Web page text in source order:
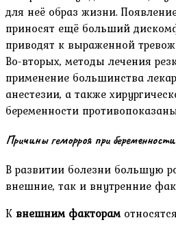
для неё образ жизни.
приносят ещё больший
приводят к выраженной
Во-вторых, методы лечения
применение большинства
анестезии, а также
беременности
Причины геморроя при беременности
В развитии болезни большую
внешние, так и внутренние
К внешним факторам